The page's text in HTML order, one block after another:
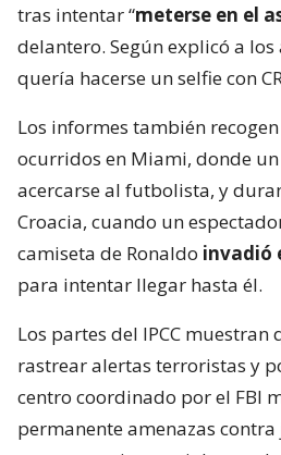
tras intentar “meterse en el
delantero. Según explicó a
quería hacerse un selfie con
Los informes también
ocurridos en Miami, donde
acercarse al futbolista, y
Croacia, cuando un
camiseta de Ronaldo invadió
para intentar llegar hasta él.
Los partes del IPCC muestran
rastrear alertas terroristas y
centro coordinado por el FBI
permanente amenazas